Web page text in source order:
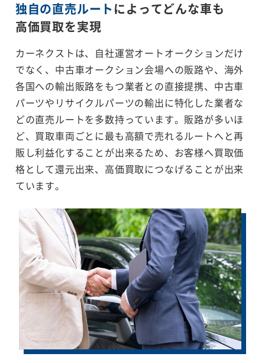
独自の直売ルートによってどんな車も
高価買取を実現
カーネクストは、自社運営オートオークションだけ
でなく、中古車オークション会場への販路や、海外
各国への輸出販路をもつ業者との直接提携、中古車
パーツやリサイクルパーツの輸出に特化した業者な
どの直売ルートを多数持っています。販路が多いほ
ど、買取車両ごとに最も高額で売れるルートへと再
販し利益化することが出来るため、お客様へ買取価
格として還元出来、高価買取につなげることが出来
ています。